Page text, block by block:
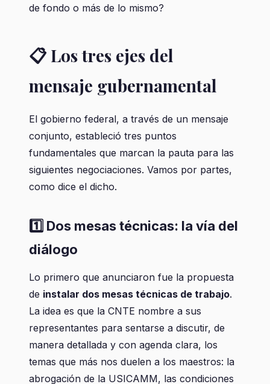
de fondo o más de lo mismo?
📋 Los tres ejes del
mensaje gubernamental
El gobierno federal, a través de un mensaje
conjunto, estableció tres puntos
fundamentales que marcan la pauta para las
siguientes negociaciones. Vamos por partes,
como dice el dicho.
1️⃣ Dos mesas técnicas: la vía del
diálogo
Lo primero que anunciaron fue la propuesta
de instalar dos mesas técnicas de trabajo.
La idea es que la CNTE nombre a sus
representantes para sentarse a discutir, de
manera detallada y con agenda clara, los
temas que más nos duelen a los maestros: la
abrogación de la USICAMM, las condiciones